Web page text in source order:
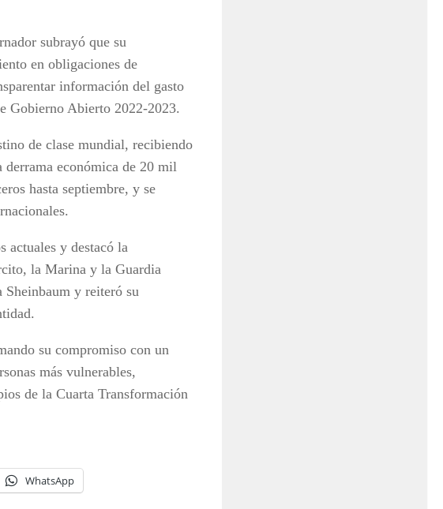
subrayó que su
en obligaciones de
información del gasto
Gobierno Abierto 2022-2023.
de clase mundial, recibiendo
económica de 20 mil
hasta septiembre, y se
actuales y destacó la
la Marina y la Guardia
y reiteró su
su compromiso con un
más vulnerables,
de la Cuarta Transformación
WhatsApp